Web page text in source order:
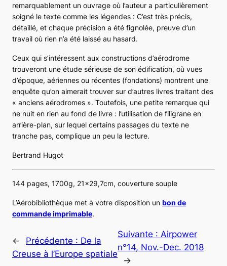
remarquablement un ouvrage où l’auteur a particulièrement
soigné le texte comme les légendes : C’est très précis,
détaillé, et chaque précision a été fignolée, preuve d’un
travail où rien n’a été laissé au hasard.
Ceux qui s’intéressent aux constructions d’aérodrome
trouveront une étude sérieuse de son édification, où vues
d’époque, aériennes ou récentes (fondations) montrent une
enquête qu’on aimerait trouver sur d’autres livres traitant des
« anciens aérodromes ». Toutefois, une petite remarque qui
ne nuit en rien au fond de livre : l’utilisation de filigrane en
arrière-plan, sur lequel certains passages du texte ne
tranche pas, complique un peu la lecture.
Bertrand Hugot
144 pages, 1700g, 21×29,7cm, couverture souple
L’Aérobibliothèque met à votre disposition un bon de
commande imprimable.
← Précédente : De la
Creuse à l’Europe spatiale
Suivante : Airpower
n°14, Nov.-Dec. 2018
→